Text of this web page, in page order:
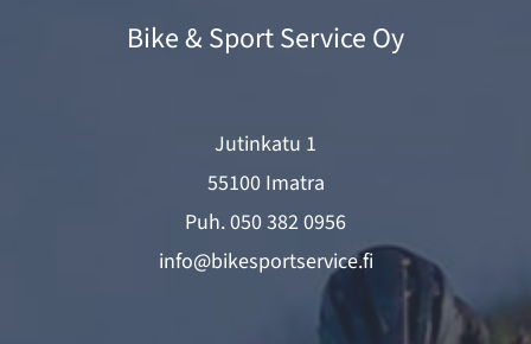
Bike & Sport Service Oy
Jutinkatu 1
55100 Imatra
Puh.050 382 0956
info@bikesportservice.fi